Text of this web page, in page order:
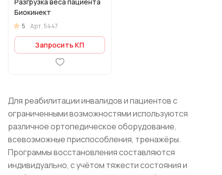
Биокинект
5 Арт. 5447
Запросить КП
Для реабилитации инвалидов и пациентов с
ограниченными возможностями используются
различное ортопедическое оборудование,
всевозможные приспособления, тренажёры.
Программы восстановления составляются
индивидуально, с учётом тяжести состояния и